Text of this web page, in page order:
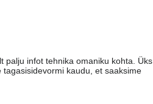
palju infot tehnika omaniku kohta. Üks
kaudu, et saaksime